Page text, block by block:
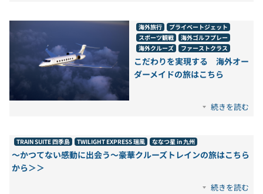
海外旅行
プライベートジェット
スポーツ観戦
海外ゴルフプレー
海外クルーズ
ファーストクラス
こだわりを実現する 海外オー
ダーメイドの旅はこちら
続きを読む
TRAIN SUITE 四季島 TWILIGHT EXPRESS 瑞風 ななつ星 in 九州
～かつてない感動に出会う～豪華クルーズトレインの旅はこちら
から＞＞
続きを読む